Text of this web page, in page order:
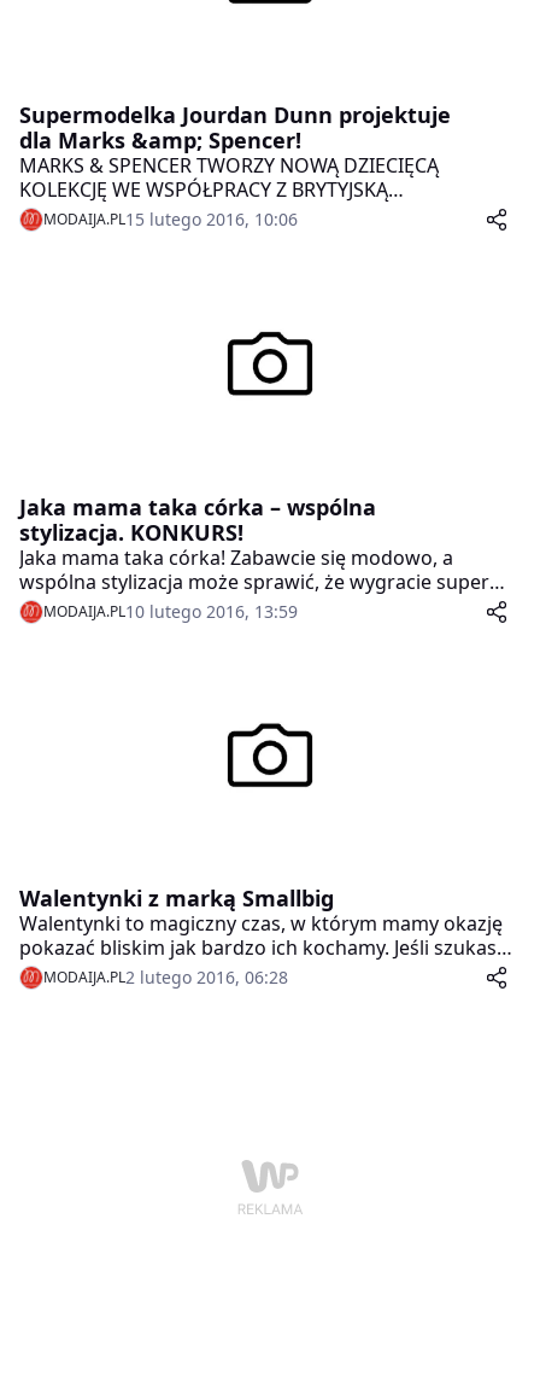
Supermodelka Jourdan Dunn projektuje
dla Marks &amp; Spencer!
MARKS & SPENCER TWORZY NOWĄ DZIECIĘCĄ
KOLEKCJĘ WE WSPÓŁPRACY Z BRYTYJSKĄ
SUPERMODELKĄ I MAMĄ – JOURDAN DUNN!
MODAIJA.PL15 lutego 2016, 10:06
Jaka mama taka córka – wspólna
stylizacja. KONKURS!
Jaka mama taka córka! Zabawcie się modowo, a
wspólna stylizacja może sprawić, że wygracie super
nagrody!
MODAIJA.PL10 lutego 2016, 13:59
Walentynki z marką Smallbig
Walentynki to magiczny czas, w którym mamy okazję
pokazać bliskim jak bardzo ich kochamy. Jeśli szukasz
prezentu dla ukochanej osoby kieruj się sercem!
MODAIJA.PL2 lutego 2016, 06:28